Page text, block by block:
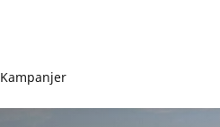
Kampanjer